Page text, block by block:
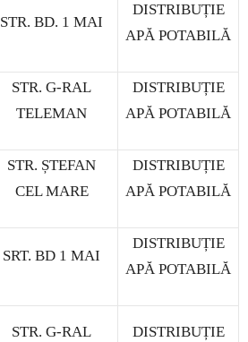
STR. BD. 1 MAI
DISTRIBUȚIE
APĂ POTABILĂ
STR. G-RAL
TELEMAN
DISTRIBUȚIE
APĂ POTABILĂ
STR. ȘTEFAN
CEL MARE
DISTRIBUȚIE
APĂ POTABILĂ
SRT. BD 1 MAI
DISTRIBUȚIE
APĂ POTABILĂ
STR. G-RAL
DISTRIBUȚIE